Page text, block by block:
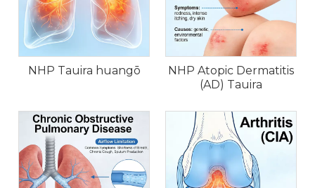
NHP Tauira huangō
NHP Atopic Dermatitis
(AD) Tauira